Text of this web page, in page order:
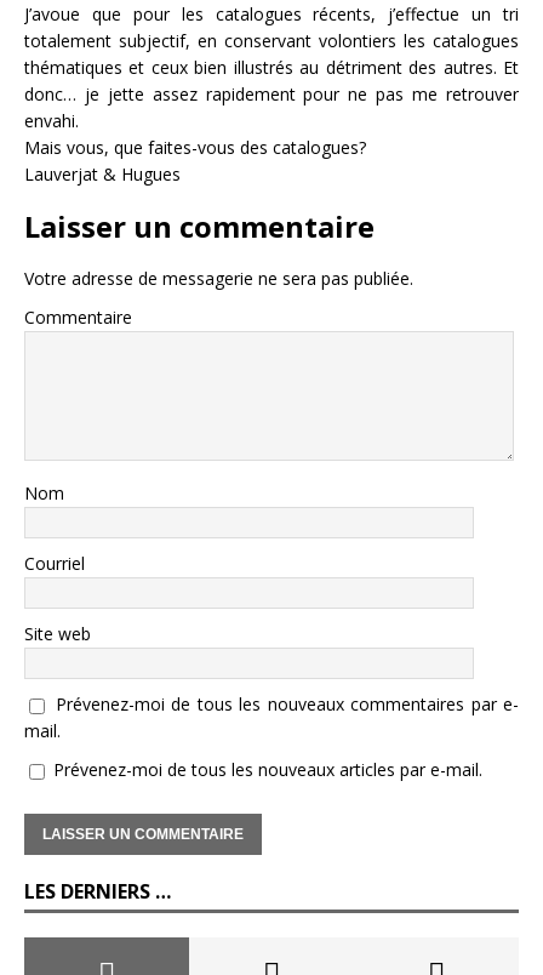
J’avoue que pour les catalogues récents, j’effectue un tri
totalement subjectif, en conservant volontiers les catalogues
thématiques et ceux bien illustrés au détriment des autres. Et
donc… je jette assez rapidement pour ne pas me retrouver
envahi.
Mais vous, que faites-vous des catalogues?
Lauverjat & Hugues
Laisser un commentaire
Votre adresse de messagerie ne sera pas publiée.
Commentaire
Nom
Courriel
Site web
Prévenez-moi de tous les nouveaux commentaires par e-
mail.
Prévenez-moi de tous les nouveaux articles par e-mail.
LES DERNIERS …